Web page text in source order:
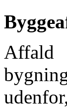
Affald